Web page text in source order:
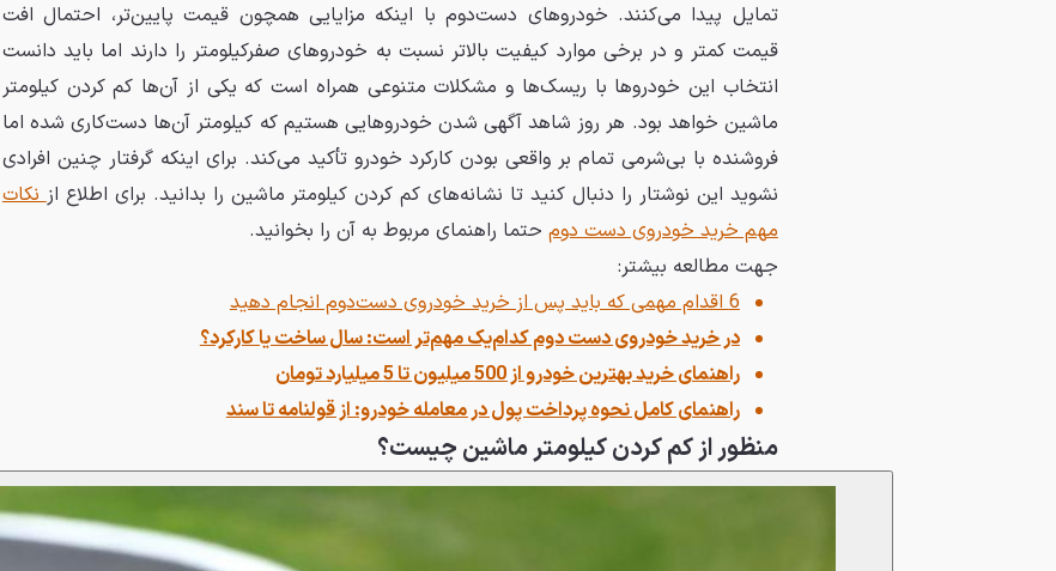
تمایل پیدا می‌کنند. خودروهای دست‌دوم با اینکه مزایایی همچون قیمت پایین‌تر، احتمال افت
قیمت کمتر و در برخی موارد کیفیت بالاتر نسبت به خودروهای صفرکیلومتر را دارند اما باید دانست
انتخاب این خودروها با ریسک‌ها و مشکلات متنوعی همراه است که یکی از آن‌ها کم کردن کیلومتر
ماشین خواهد بود. هر روز شاهد آگهی شدن خودروهایی هستیم که کیلومتر آن‌ها دست‌کاری شده اما
فروشنده با بی‌شرمی تمام بر واقعی بودن کارکرد خودرو تأکید می‌کند. برای اینکه گرفتار چنین افرادی
نشوید این نوشتار را دنبال کنید تا نشانه‌های کم کردن کیلومتر ماشین را بدانید. برای اطلاع ازنکات
مهم خرید خودروی دست دوم حتما راهنمای مربوط به آن را بخوانید.
جهت مطالعه بیشتر:
6 اقدام مهمی که باید پس از خرید خودروی دست‌دوم انجام دهید
در خرید خودروی دست دوم کدام‌یک مهم‌تر است: سال ساخت یا کارکرد؟
راهنمای خرید بهترین خودرو از 500 میلیون تا 5 میلیارد تومان
راهنمای کامل نحوه پرداخت پول در معامله خودرو: از قولنامه تا سند
منظور از کم کردن کیلومتر ماشین چیست؟